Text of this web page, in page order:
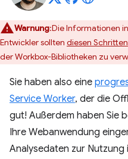
Warnung:Die Informationen
Entwickler sollten diesen Schritten
der Workbox-Bibliotheken zu
Sie haben also eine
Service Worker, der die
gut! Außerdem haben Sie
Ihre Webanwendung
Analysedaten zur